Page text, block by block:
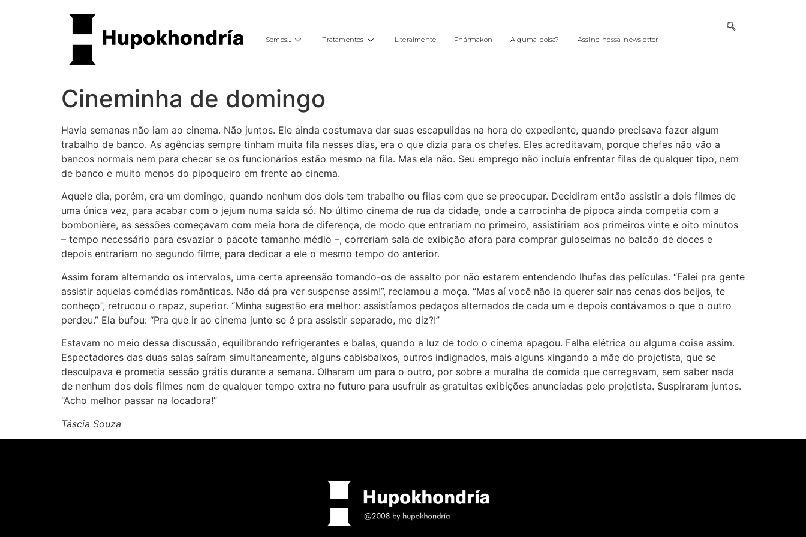
Somos… Tratamentos Literalmente Phármakon Alguma coisa? Assine nossa newsletter
Cineminha de domingo
Havia semanas não iam ao cinema. Não juntos. Ele ainda costumava dar suas escapulidas na hora do expediente, quando precisava fazer algum
trabalho de banco. As agências sempre tinham muita fila nesses dias, era o que dizia para os chefes. Eles acreditavam, porque chefes não vão a
bancos normais nem para checar se os funcionários estão mesmo na fila. Mas ela não. Seu emprego não incluía enfrentar filas de qualquer tipo, nem
de banco e muito menos do pipoqueiro em frente ao cinema.
Aquele dia, porém, era um domingo, quando nenhum dos dois tem trabalho ou filas com que se preocupar. Decidiram então assistir a dois filmes de
uma única vez, para acabar com o jejum numa saída só. No último cinema de rua da cidade, onde a carrocinha de pipoca ainda competia com a
bombonière, as sessões começavam com meia hora de diferença, de modo que entrariam no primeiro, assistiriam aos primeiros vinte e oito minutos
– tempo necessário para esvaziar o pacote tamanho médio –, correriam sala de exibição afora para comprar guloseimas no balcão de doces e
depois entrariam no segundo filme, para dedicar a ele o mesmo tempo do anterior.
Assim foram alternando os intervalos, uma certa apreensão tomando-os de assalto por não estarem entendendo lhufas das películas. “Falei pra gente
assistir aquelas comédias românticas. Não dá pra ver suspense assim!”, reclamou a moça. “Mas aí você não ia querer sair nas cenas dos beijos, te
conheço”, retrucou o rapaz, superior. “Minha sugestão era melhor: assistíamos pedaços alternados de cada um e depois contávamos o que o outro
perdeu.” Ela bufou: “Pra que ir ao cinema junto se é pra assistir separado, me diz?!”
Estavam no meio dessa discussão, equilibrando refrigerantes e balas, quando a luz de todo o cinema apagou. Falha elétrica ou alguma coisa assim.
Espectadores das duas salas saíram simultaneamente, alguns cabisbaixos, outros indignados, mais alguns xingando a mãe do projetista, que se
desculpava e prometia sessão grátis durante a semana. Olharam um para o outro, por sobre a muralha de comida que carregavam, sem saber nada
de nenhum dos dois filmes nem de qualquer tempo extra no futuro para usufruir as gratuitas exibições anunciadas pelo projetista. Suspiraram juntos.
“Acho melhor passar na locadora!”
Táscia Souza